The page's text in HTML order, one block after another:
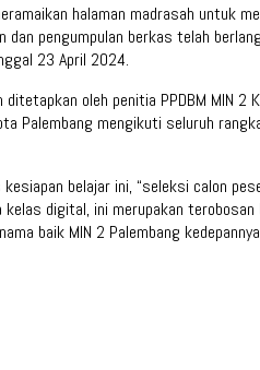
halaman madrasah untuk
pengumpulan berkas telah
23 April 2024.
oleh penitia PPDBM MIN 2
Palembang mengikuti seluruh
belajar ini, “seleksi calon
digital, ini merupakan
baik MIN 2 Palembang